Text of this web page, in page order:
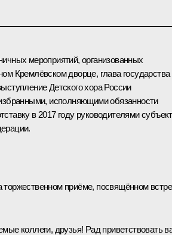
мероприятий, организованных
Кремлёвском дворце, глава государства
Детского хора России
исполняющими обязанности
в 2017 году руководителями
торжественном приёме, посвящённом
коллеги, друзья! Рад приветствовать